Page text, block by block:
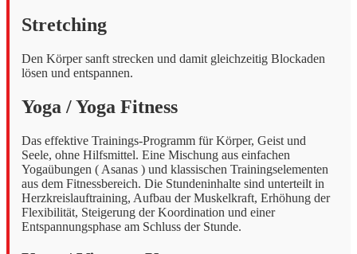
Stretching
Den Körper sanft strecken und damit gleichzeitig Blockaden
lösen und entspannen.
Yoga / Yoga Fitness
Das effektive Trainings-Programm für Körper, Geist und
Seele, ohne Hilfsmittel. Eine Mischung aus einfachen
Yogaübungen ( Asanas ) und klassischen Trainingselementen
aus dem Fitnessbereich. Die Stundeninhalte sind unterteilt in
Herzkreislauftraining, Aufbau der Muskelkraft, Erhöhung der
Flexibilität, Steigerung der Koordination und einer
Entspannungsphase am Schluss der Stunde.